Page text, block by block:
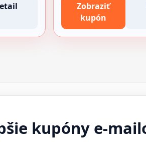
Zobraziť
kupón
kupóny e-